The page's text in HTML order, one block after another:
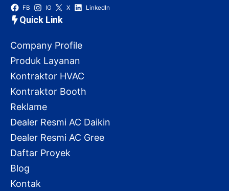
FB IG X LinkedIn
Quick Link
Company Profile
Produk Layanan
Kontraktor HVAC
Kontraktor Booth
Reklame
Dealer Resmi AC Daikin
Dealer Resmi AC Gree
Daftar Proyek
Blog
Kontak